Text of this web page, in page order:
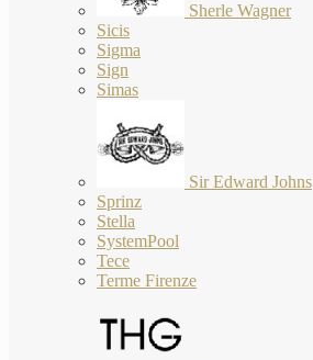
Sherle Wagner
Sicis
Sigma
Sign
Simas
Sir Edward Johns
Sprinz
Stella
SystemPool
Tece
Terme Firenze